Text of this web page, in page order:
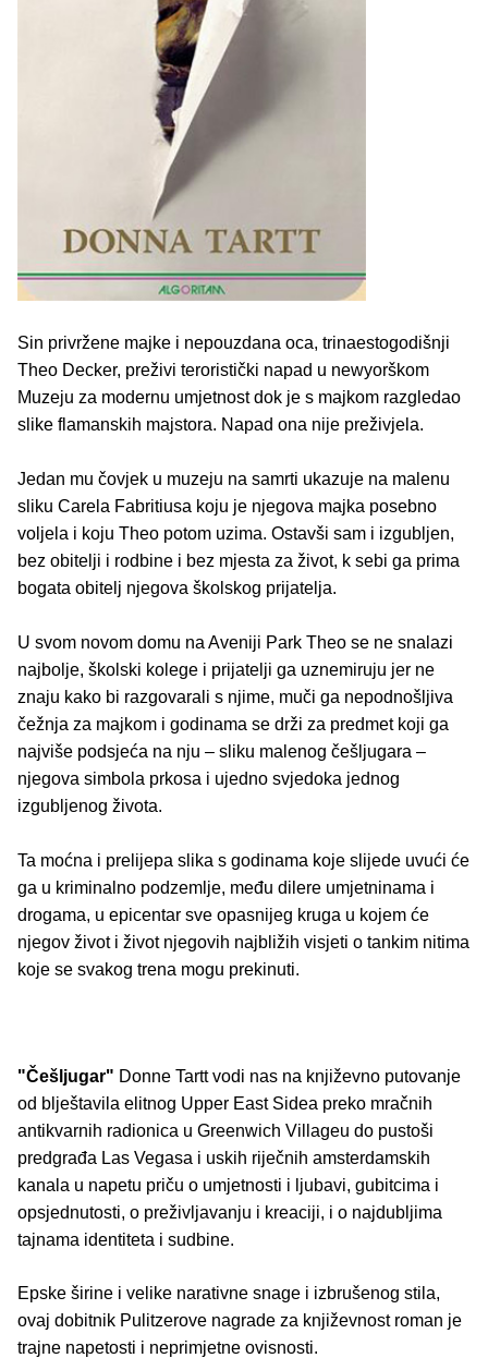
Sin privržene majke i nepouzdana oca, trinaestogodišnji
Theo Decker, preživi teroristički napad u newyorškom
Muzeju za modernu umjetnost dok je s majkom razgledao
slike flamanskih majstora. Napad ona nije preživjela.
Jedan mu čovjek u muzeju na samrti ukazuje na malenu
sliku Carela Fabritiusa koju je njegova majka posebno
voljela i koju Theo potom uzima. Ostavši sam i izgubljen,
bez obitelji i rodbine i bez mjesta za život, k sebi ga prima
bogata obitelj njegova školskog prijatelja.
U svom novom domu na Aveniji Park Theo se ne snalazi
najbolje, školski kolege i prijatelji ga uznemiruju jer ne
znaju kako bi razgovarali s njime, muči ga nepodnošljiva
čežnja za majkom i godinama se drži za predmet koji ga
najviše podsjeća na nju – sliku malenog češljugara –
njegova simbola prkosa i ujedno svjedoka jednog
izgubljenog života.
Ta moćna i prelijepa slika s godinama koje slijede uvući će
ga u kriminalno podzemlje, među dilere umjetninama i
drogama, u epicentar sve opasnijeg kruga u kojem će
njegov život i život njegovih najbližih visjeti o tankim nitima
koje se svakog trena mogu prekinuti.
"Češljugar" Donne Tartt vodi nas na književno putovanje
od blještavila elitnog Upper East Sidea preko mračnih
antikvarnih radionica u Greenwich Villageu do pustoši
predgrađa Las Vegasa i uskih riječnih amsterdamskih
kanala u napetu priču o umjetnosti i ljubavi, gubitcima i
opsjednutosti, o preživljavanju i kreaciji, i o najdubljima
tajnama identiteta i sudbine.
Epske širine i velike narativne snage i izbrušenog stila,
ovaj dobitnik Pulitzerove nagrade za književnost roman je
trajne napetosti i neprimjetne ovisnosti.